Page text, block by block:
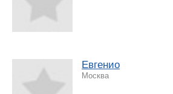
Евгенио
Москва